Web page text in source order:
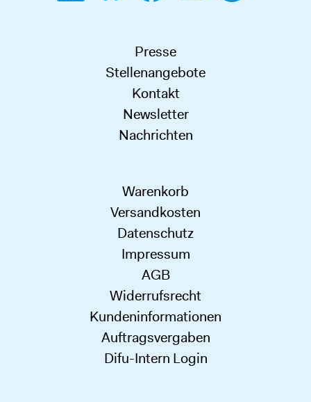
Presse
Stellenangebote
Kontakt
Newsletter
Nachrichten
Warenkorb
Versandkosten
Datenschutz
Impressum
AGB
Widerrufsrecht
Kundeninformationen
Auftragsvergaben
Difu-Intern Login